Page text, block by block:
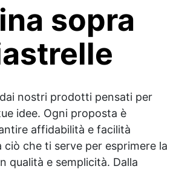
sopra
nostri prodotti pensati per
idee. Ogni proposta è
affidabilità e facilità
ciò che ti serve per esprimere la
qualità e semplicità. Dalla